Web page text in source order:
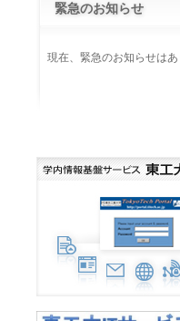
緊急のお知らせ
現在、緊急のお知らせはあ